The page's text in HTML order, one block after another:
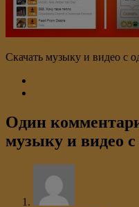
Скачать музыку и видео с
Один
музыку и видео